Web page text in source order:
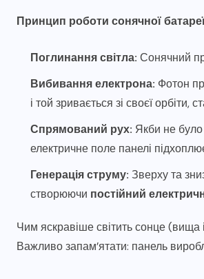
Принцип роботи сонячної
Поглинання світла: Сонячний
Вибивання електрона: Фотон
і той зривається зі своєї орбіти,
Спрямований рух: Якби не
електричне поле панелі
Генерація струму: Зверху та
створюючи постійний
Чим яскравіше світить сонце
Важливо запам’ятати: панель